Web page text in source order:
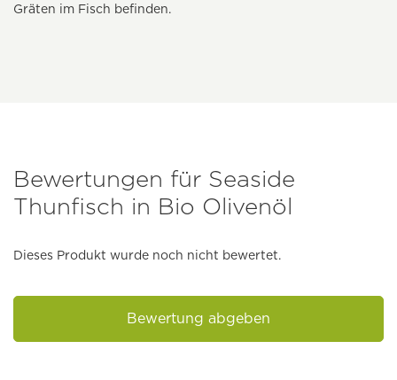
Gräten im Fisch befinden.
Bewertungen für Seaside
Thunfisch in Bio Olivenöl
Dieses Produkt wurde noch nicht bewertet.
Bewertung abgeben